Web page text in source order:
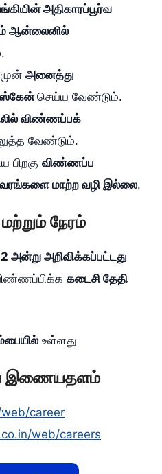
அதிகாரப்பூர்வ
ஆன்லைனில்
அனைத்து
செய்ய வேண்டும்.
விண்ணப்பக்
வேண்டும்.
பிறகு விண்ணப்ப
மாற்ற வழி இல்லை.
நேரம்
அன்று அறிவிக்கப்பட்டது
கடைசி தேதி
உள்ளது
இணையதளம்
career
web/careers